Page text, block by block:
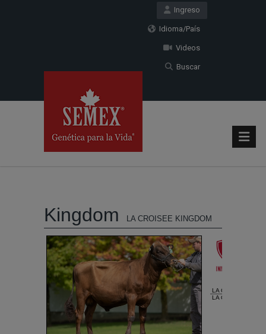
Ingreso
Idioma/País
Videos
Buscar